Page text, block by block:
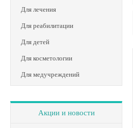
Для лечения
Для реабилитации
Для детей
Для косметологии
Для медучреждений
Акции и новости